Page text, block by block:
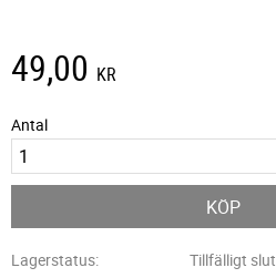
49,00 KR
Antal
KÖP
Lagerstatus
Tillfälligt slut